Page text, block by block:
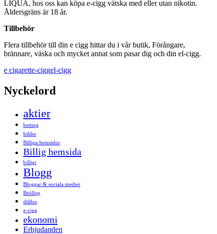
LIQUA, hos oss kan köpa e-cigg vätska med eller utan nikotin.
Åldersgräns är 18 år.
Tillbehör
Flera tillbehör till din e cigg hittar du i vår butik, Förångare,
brännare, väska och mycket annat som pasar dig och din el-cigg.
e cigarette-ciggel-cigg
Nyckelord
aktier
betting
bilder
Billiga hemsidor
Billig hemsida
billigt
Blogg
Bloggar & sociala medier
Bröllop
dildos
e-cigg
ekonomi
Erbjudanden